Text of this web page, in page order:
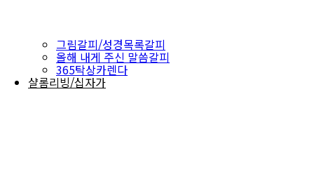
그림갈피/성경목록갈피
올해 내게 주신 말씀갈피
365탁상카렌다
샬롬리빙/십자가